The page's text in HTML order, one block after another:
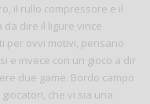
il rullo compressore e il
da dire il ligure vince
per ovvi motivi, pensano
e invece con un gioco a dir
due game. Bordo campo
che vi sia una